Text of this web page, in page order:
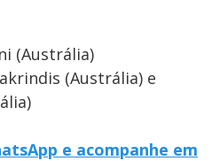
(Austrália)
(Austrália) e
e acompanhe em